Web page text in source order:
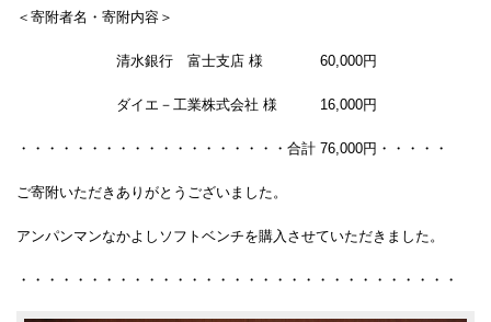
＜寄附者名・寄附内容＞
清水銀行 富士支店 様 60,000円
ダイエ－工業株式会社 様 16,000円
・・・・・・・・・・・・・・・・・・・合計 76,000円・・・・・
ご寄附いただきありがとうございました。
アンパンマンなかよしソフトベンチを購入させていただきました。
・・・・・・・・・・・・・・・・・・・・・・・